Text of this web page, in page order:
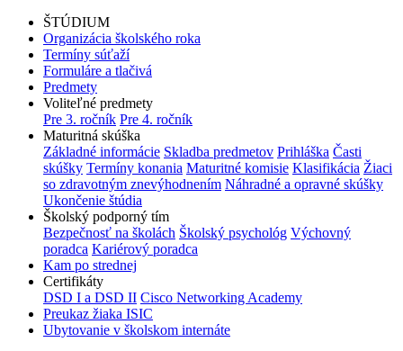
ŠTÚDIUM
Organizácia školského roka
Termíny súťaží
Formuláre a tlačivá
Predmety
Voliteľné predmety
Pre 3. ročník Pre 4. ročník
Maturitná skúška
Základné informácie Skladba predmetov Prihláška Časti
skúšky Termíny konania Maturitné komisie Klasifikácia Žiaci
so zdravotným znevýhodnením Náhradné a opravné skúšky
Ukončenie štúdia
Školský podporný tím
Bezpečnosť na školách Školský psychológ Výchovný
poradca Kariérový poradca
Kam po strednej
Certifikáty
DSD I a DSD II Cisco Networking Academy
Preukaz žiaka ISIC
Ubytovanie v školskom internáte